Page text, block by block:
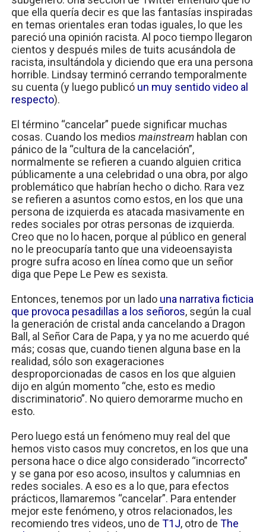
que ella quería decir es que las fantasías inspiradas
en temas orientales eran todas iguales, lo que les
pareció una opinión racista. Al poco tiempo llegaron
cientos y después miles de tuits acusándola de
racista, insultándola y diciendo que era una persona
horrible. Lindsay terminó cerrando temporalmente
su cuenta (y luego publicó un muy sentido video al
respecto).
El término “cancelar” puede significar muchas
cosas. Cuando los medios mainstreamhablan con
pánico de la “cultura de la cancelación”,
normalmente se refieren a cuando alguien critica
públicamente a una celebridad o una obra, por algo
problemático que habrían hecho o dicho. Rara vez
se refieren a asuntos como estos, en los que una
persona de izquierda es atacada masivamente en
redes sociales por otras personas de izquierda.
Creo que no lo hacen, porque al público en general
no le preocuparía tanto que una videoensayista
progre sufra acoso en línea como que un señor
diga que Pepe Le Pew es sexista.
Entonces, tenemos por un lado una narrativa ficticia
que provoca pesadillas a los señoros, según la cual
la generación de cristal anda cancelando a Dragon
Ball, al Señor Cara de Papa, y ya no me acuerdo qué
más; cosas que, cuando tienen alguna base en la
realidad, sólo son exageraciones
desproporcionadas de casos en los que alguien
dijo en algún momento “che, esto es medio
discriminatorio”. No quiero demorarme mucho en
esto.
Pero luego está un fenómeno muy real del que
hemos visto casos muy concretos, en los que una
persona hace o dice algo considerado “incorrecto”
y se gana por eso acoso, insultos y calumnias en
redes sociales. A eso es a lo que, para efectos
prácticos, llamaremos “cancelar”. Para entender
mejor este fenómeno, y otros relacionados, les
recomiendo tres videos, uno de T1J, otro de The